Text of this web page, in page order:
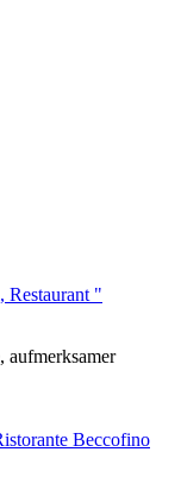
Restaurant "
aufmerksamer
Beccofino